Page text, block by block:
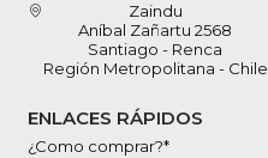
Zaindu
Aníbal Zañartu 2568
Santiago - Renca
Región Metropolitana - Chile
ENLACES RÁPIDOS
¿Como comprar?*